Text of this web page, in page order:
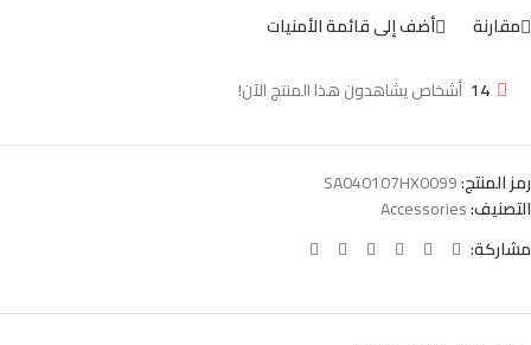
مقارنة أضف إلى قائمة الأمنيات
14 أشخاص يشاهدون هذا المنتج الآن!
رمز المنتج:SA040107HX0099
التصنيف:Accessories
مشاركة: